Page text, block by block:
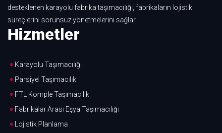
desteklenen karayolu fabrika taşımacılığı, fabrikaların lojistik
süreçlerini sorunsuz yönetmelerini sağlar.
Hizmetler
Karayolu Taşımacılığı
Parsiyel Taşımacılık
FTL Komple Taşımacılık
Fabrikalar Arası Eşya Taşımacılığı
Lojistik Planlama